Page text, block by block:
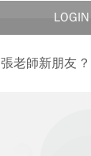
LOGIN
張老師新朋友 ?